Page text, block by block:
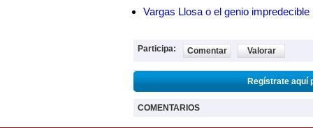
Vargas Llosa o el genio impredecible
Participa: Comentar Valorar
Regístrate aquí
COMENTARIOS